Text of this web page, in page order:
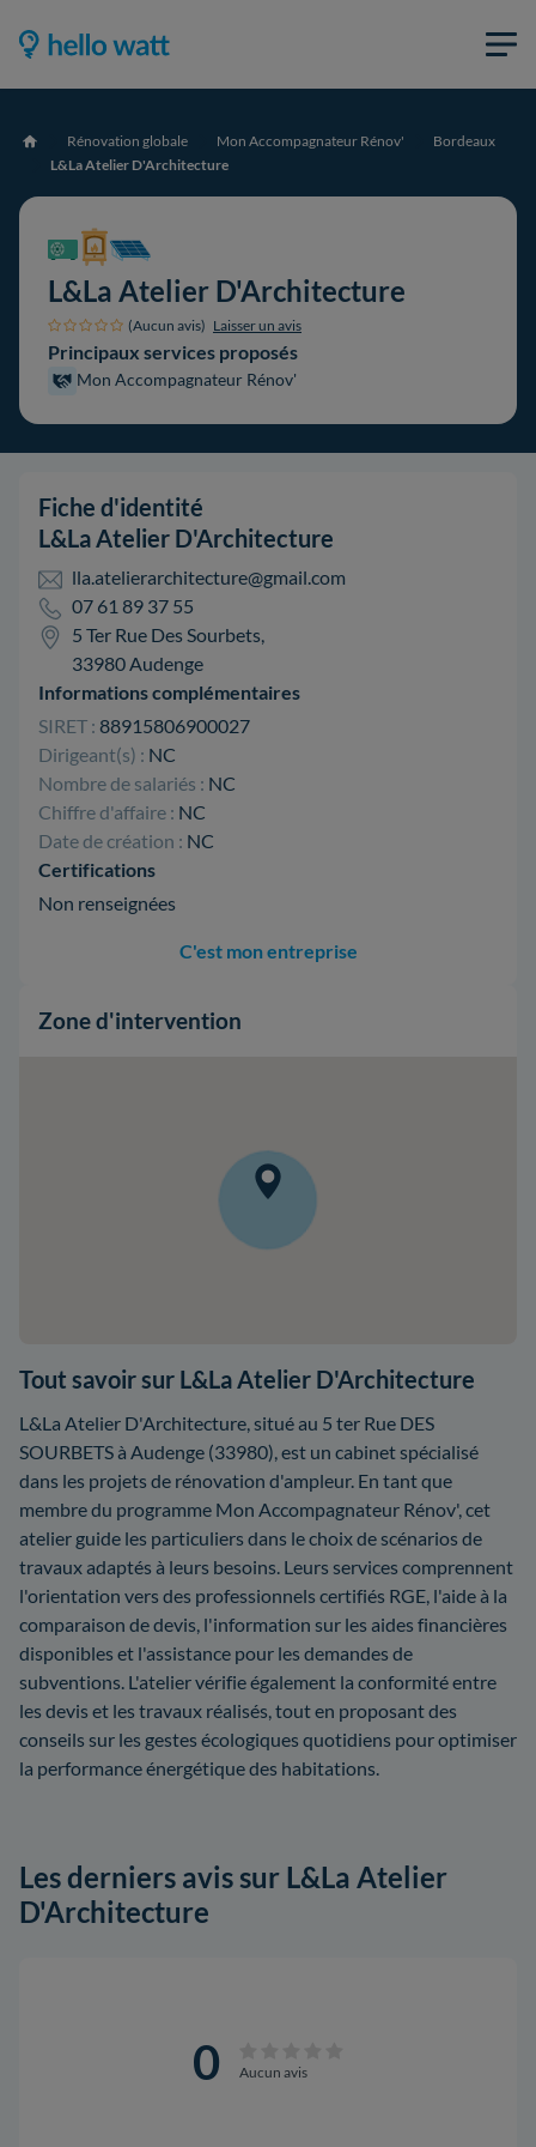
Accueil Rénovation globale Mon Accompagnateur Rénov'
Bordeaux
L&La Atelier D'Architecture
L&La Atelier D'Architecture
(Aucun avis) Laisser un avis
Principaux services proposés
Mon Accompagnateur Rénov'
Fiche d'identité
L&La Atelier D'Architecture
lla.atelierarchitecture@gmail.com
07 61 89 37 55
5 Ter Rue Des Sourbets,
33980 Audenge
Informations complémentaires
SIRET : 88915806900027
Dirigeant(s) : NC
Nombre de salariés : NC
Chiffre d'affaire : NC
Date de création : NC
Certifications
Non renseignées
C'est mon entreprise
Zone d'intervention
Tout savoir sur L&La Atelier D'Architecture
L&La Atelier D'Architecture, situé au 5 ter Rue DES
SOURBETS à Audenge (33980), est un cabinet spécialisé
dans les projets de rénovation d'ampleur. En tant que
membre du programme Mon Accompagnateur Rénov', cet
atelier guide les particuliers dans le choix de scénarios de
travaux adaptés à leurs besoins. Leurs services comprennent
l'orientation vers des professionnels certifiés RGE, l'aide à la
comparaison de devis, l'information sur les aides financières
disponibles et l'assistance pour les demandes de
subventions. L'atelier vérifie également la conformité entre
les devis et les travaux réalisés, tout en proposant des
conseils sur les gestes écologiques quotidiens pour optimiser
la performance énergétique des habitations.
Les derniers avis sur L&La Atelier
D'Architecture
0 Aucun avis